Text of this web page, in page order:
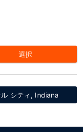
選択
シティ, Indiana